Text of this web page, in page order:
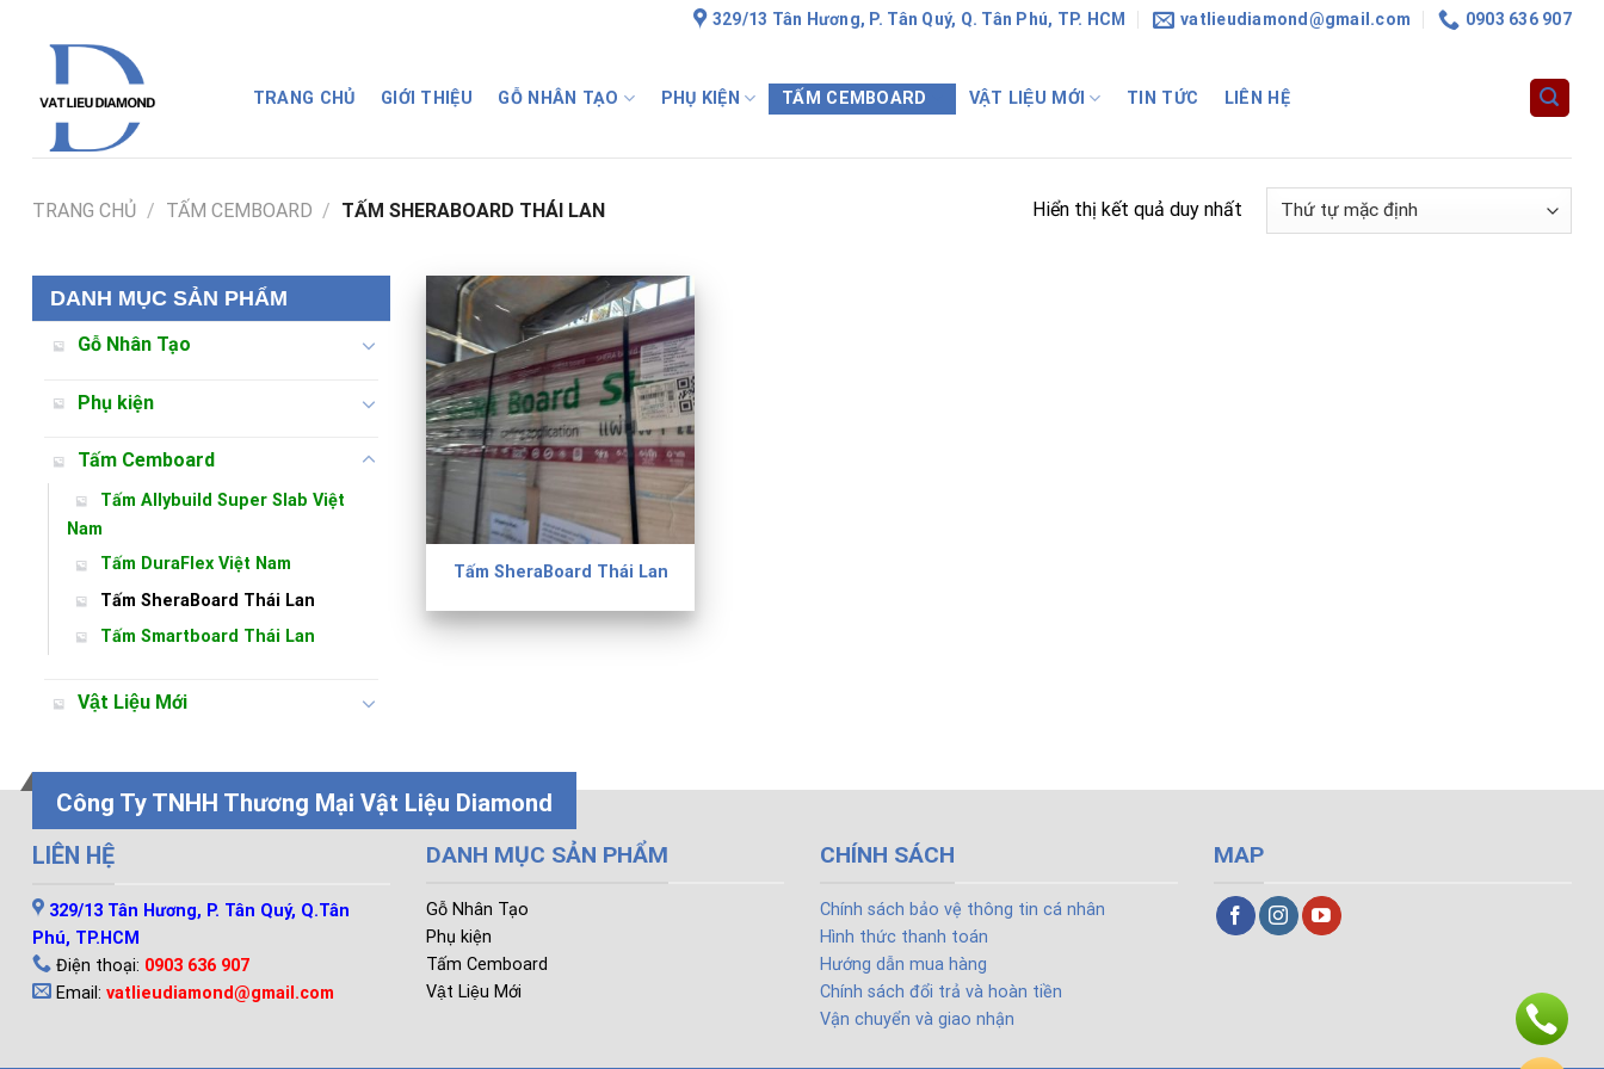
329/13 Tân Hương, P. Tân Quý, Q. Tân Phú, TP. HCM vatlieudiamond@gmail.com 0903 636 907
TRANG CHỦ GIỚI THIỆU GỖ NHÂN TẠO PHỤ KIỆN TẤM CEMBOARD VẬT LIỆU MỚI TIN TỨC LIÊN HỆ
TRANG CHỦ / TẤM CEMBOARD / TẤM SHERABOARD THÁI LAN Hiển thị kết quả duy nhất
DANH MỤC SẢN PHẨM
Gỗ Nhân Tạo
Phụ kiện
Tấm Cemboard
Tấm Allybuild Super Slab Việt
Nam
Tấm DuraFlex Việt Nam
Tấm SheraBoard Thái Lan
Tấm Smartboard Thái Lan
Vật Liệu Mới
Tấm SheraBoard Thái Lan
Công Ty TNHH Thương Mại Vật Liệu Diamond
LIÊN HỆ
329/13 Tân Hương, P. Tân Quý, Q.Tân
Phú, TP.HCM
Điện thoại: 0903 636 907
Email: vatlieudiamond@gmail.com
DANH MỤC SẢN PHẨM
Gỗ Nhân Tạo
Phụ kiện
Tấm Cemboard
Vật Liệu Mới
CHÍNH SÁCH
Chính sách bảo vệ thông tin cá nhân
Hình thức thanh toán
Hướng dẫn mua hàng
Chính sách đổi trả và hoàn tiền
Vận chuyển và giao nhận
MAP